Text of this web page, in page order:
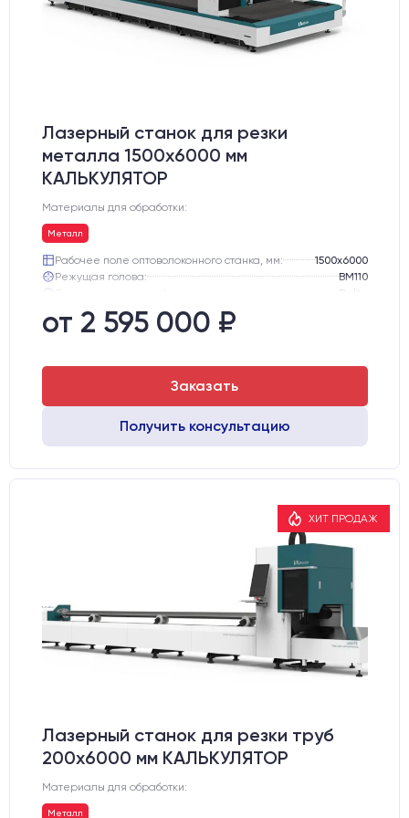
Лазерный станок для резки
металла 1500x6000 мм
КАЛЬКУЛЯТОР
Материалы для обработки:
Металл
Рабочее поле оптоволоконного станка, мм:
1500х6000
Режущая голова:
BM110
Delta
Направляющие оси Y:
Направляющие оси Х:
от 2 595 000 ₽
Заказать
Получить консультацию
ХИТ ПРОДАЖ
Лазерный станок для резки труб
200x6000 мм КАЛЬКУЛЯТОР
Материалы для обработки:
Металл